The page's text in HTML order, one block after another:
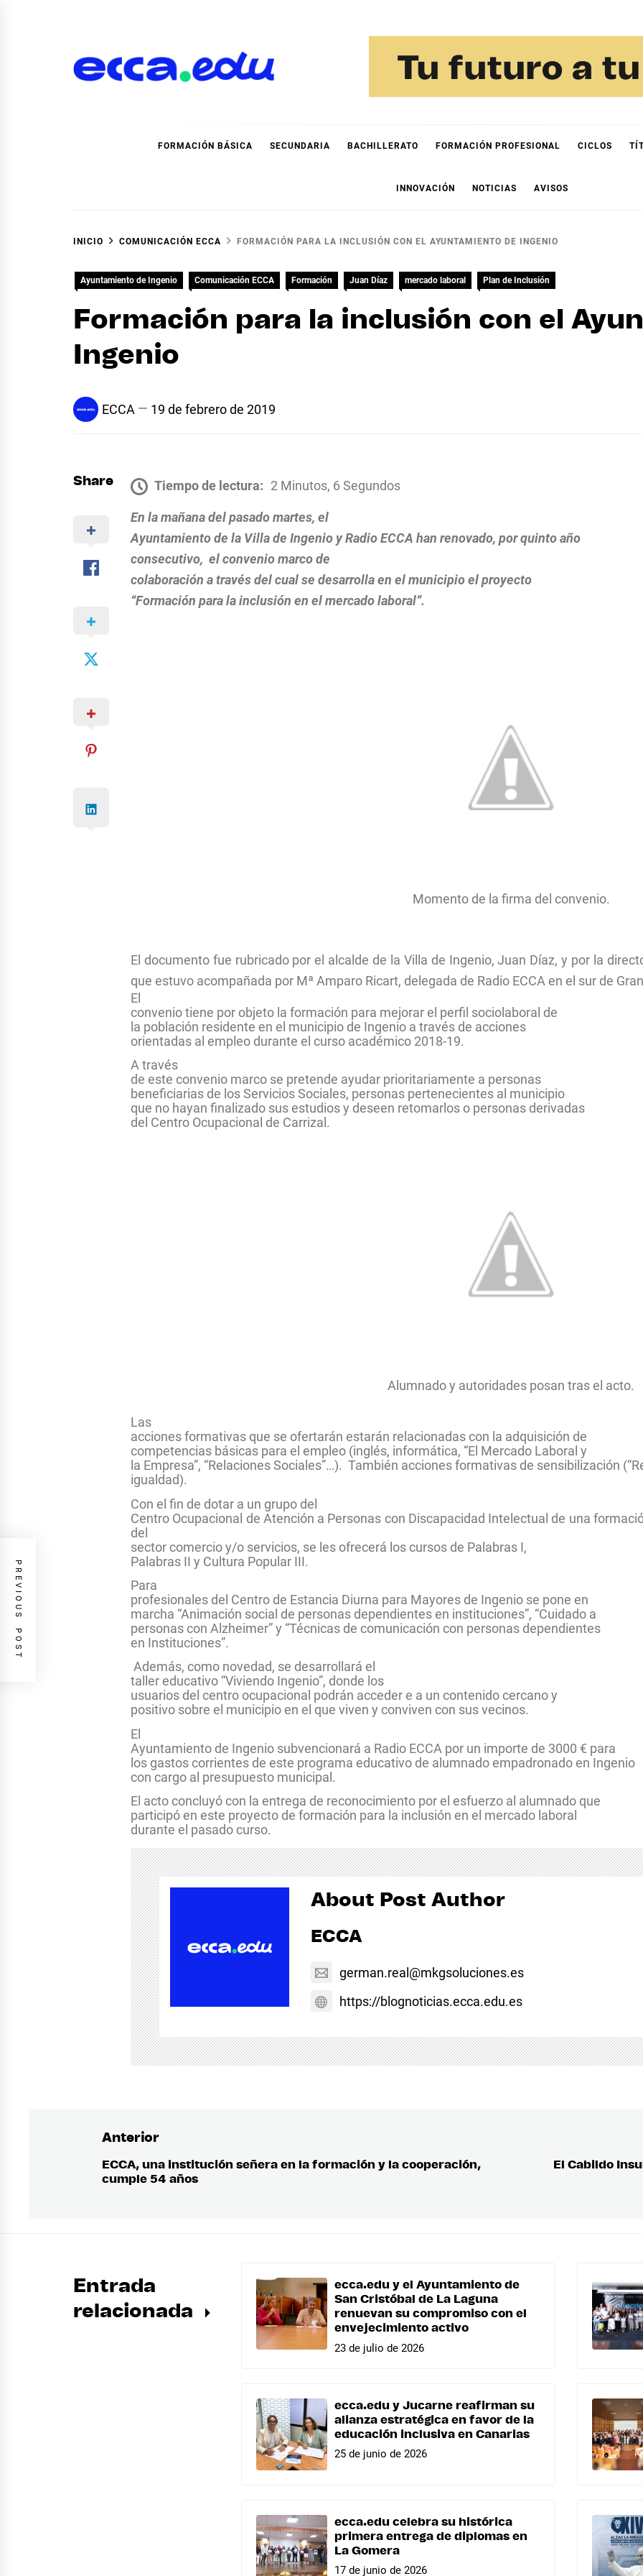
FORMACIÓN BÁSICA SECUNDARIA BACHILLERATO FORMACIÓN PROFESIONAL CICLOS
INNOVACIÓN NOTICIAS AVISOS
INICIO COMUNICACIÓN ECCA FORMACIÓN PARA LA INCLUSIÓN CON EL AYUNTAMIENTO DE INGENIO
Ayuntamiento de Ingenio Comunicación ECCA Formación Juan Díaz mercado laboral Plan de Inclusión
Formación para la inclusión con el
Ingenio
ECCA 19 de febrero de 2019
Share Tiempo de lectura: 2 Minutos, 6 Segundos
En la mañana del pasado martes, el
Ayuntamiento de la Villa de Ingenio y Radio ECCA han renovado, por quinto año
consecutivo, el convenio marco de
colaboración a través del cual se desarrolla en el municipio el proyecto
“Formación para la inclusión en el mercado laboral”.
Momento de la firma del convenio.
El documento fue rubricado por el alcalde de la Villa de Ingenio, Juan Díaz, y por la
que estuvo acompañada por Mª Amparo Ricart, delegada de Radio ECCA en el sur de
El
convenio tiene por objeto la formación para mejorar el perfil sociolaboral de
la población residente en el municipio de Ingenio a través de acciones
orientadas al empleo durante el curso académico 2018-19.
A través
de este convenio marco se pretende ayudar prioritariamente a personas
beneficiarias de los Servicios Sociales, personas pertenecientes al municipio
que no hayan finalizado sus estudios y deseen retomarlos o personas derivadas
del Centro Ocupacional de Carrizal.
Alumnado y autoridades posan tras el acto.
Las
acciones formativas que se ofertarán estarán relacionadas con la adquisición de
competencias básicas para el empleo (inglés, informática, “El Mercado Laboral y
la Empresa”, “Relaciones Sociales”…). También acciones formativas de sensibilización
igualdad).
Con el fin de dotar a un grupo del
Centro Ocupacional de Atención a Personas con Discapacidad Intelectual de una
del
sector comercio y/o servicios, se les ofrecerá los cursos de Palabras I,
Palabras II y Cultura Popular III.
Para
profesionales del Centro de Estancia Diurna para Mayores de Ingenio se pone en
marcha “Animación social de personas dependientes en instituciones”, “Cuidado a
personas con Alzheimer” y “Técnicas de comunicación con personas dependientes
en Instituciones”.
Además, como novedad, se desarrollará el
taller educativo “Viviendo Ingenio”, donde los
usuarios del centro ocupacional podrán acceder e a un contenido cercano y
positivo sobre el municipio en el que viven y conviven con sus vecinos.
El
Ayuntamiento de Ingenio subvencionará a Radio ECCA por un importe de 3000 € para
los gastos corrientes de este programa educativo de alumnado empadronado en Ingenio
con cargo al presupuesto municipal.
El acto concluyó con la entrega de reconocimiento por el esfuerzo al alumnado que
participó en este proyecto de formación para la inclusión en el mercado laboral
durante el pasado curso.
About Post Author
ECCA
german.real@mkgsoluciones.es
https://blognoticias.ecca.edu.es
Navegación
de
Anterior
Entrada
anterior:
ECCA, una institución señera en la formación y la cooperación,
cumple 54 años
El Cabildo
PREVIOUS POST
Entrada
relacionada
ecca.edu y el Ayuntamiento de
San Cristóbal de La Laguna
renuevan su compromiso con el
envejecimiento activo
23 de julio de 2026
ecca.edu y Jucarne reafirman su
alianza estratégica en favor de la
educación inclusiva en Canarias
25 de junio de 2026
ecca.edu celebra su histórica
primera entrega de diplomas en
La Gomera
17 de junio de 2026